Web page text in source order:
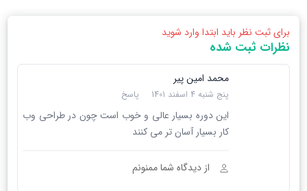
برای ثبت نظر باید ابتدا وارد شوید
نظرات ثبت شده
محمد امین پیر
پنج شنبه 4 اسفند 1401 پاسخ
این دوره بسیار عالی و خوب است چون در طراحی وب
کار بسیار آسان تر می کنند
از دیدگاه شما ممنونم